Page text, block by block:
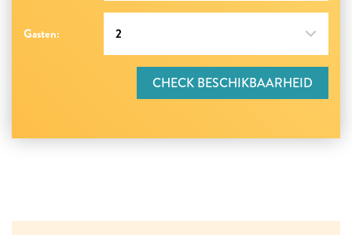
Gasten:
CHECK BESCHIKBAARHEID